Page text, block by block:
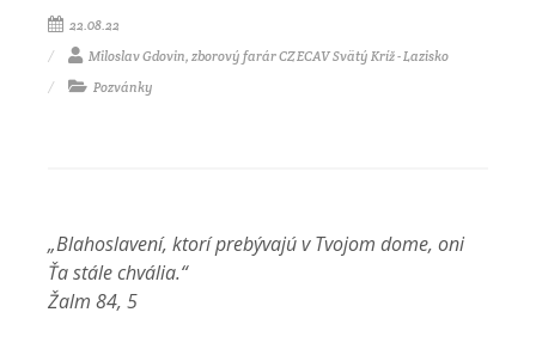
22.08.22
Miloslav Gdovin, zborový farár CZ ECAV Svätý Kríž - Lazisko
Pozvánky
„Blahoslavení, ktorí prebývajú v Tvojom dome, oni
Ťa stále chvália.“
Žalm 84, 5